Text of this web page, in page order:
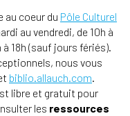
au coeur du Pôle Culturel
au vendredi, de 10h à
à 18h (sauf jours fériés).
nous vous
biblio.allauch.com.
libre et gratuit pour
les ressources